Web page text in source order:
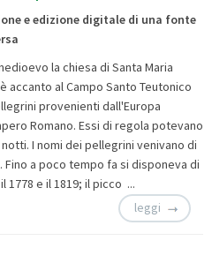
e edizione digitale di una fonte
la chiesa di Santa Maria
accanto al Campo Santo Teutonico
provenienti dall'Europa
Romano. Essi di regola potevano
I nomi dei pellegrini venivano di
a poco tempo fa si disponeva di
e il 1819; il picco ...
leggi